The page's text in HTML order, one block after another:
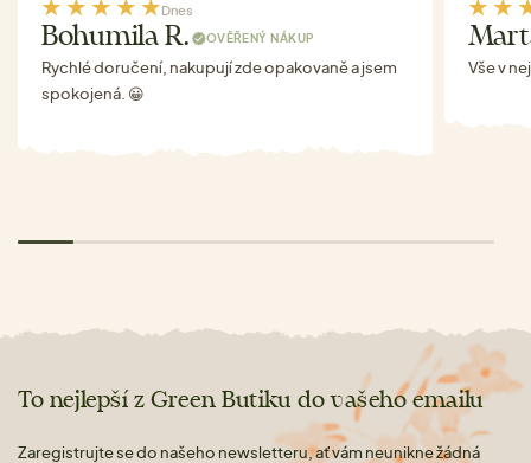
Dnes
Bohumila R. OVĚŘENÝ NÁKUP
Rychlé doručení, nakupují zde opakovaně a jsem
spokojená. 😀
Vše v
To nejlepší z Green Butiku do vašeho emailu
Zaregistrujte se do našeho newsletteru, ať vám neunikne žádná